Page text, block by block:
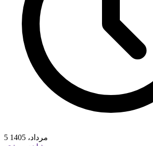
5 مرداد، 1405